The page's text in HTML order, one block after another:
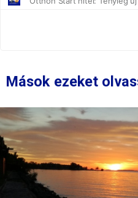
Mások ezeket